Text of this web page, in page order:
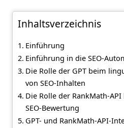
Inhaltsverzeichnis
Einführung
Einführung in die SEO-
Die Rolle der GPT beim
von SEO-Inhalten
Die Rolle der RankMath-
SEO-Bewertung
GPT- und RankMath-API-